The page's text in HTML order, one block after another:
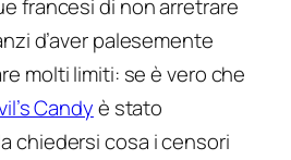
francesi di non arretrare
d’aver palesemente
molti limiti: se è vero che
Candyè stato
chiedersi cosa i censori